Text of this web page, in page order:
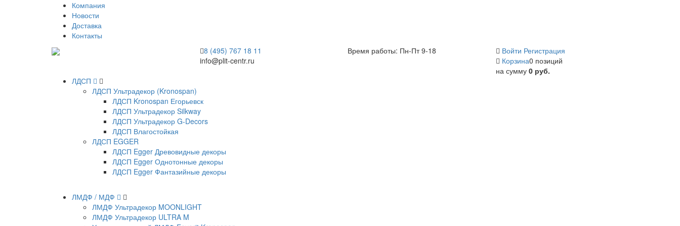
Компания
Новости
Доставка
Контакты
8 (495) 767 18 11
info@plit-centr.ru
Время работы: Пн-Пт 9-18 Войти Регистрация
Корзина0 позиций
на сумму 0 руб.
ЛДСП
ЛДСП Ультрадекор (Kronospan)
ЛДСП Kronospan Егорьевск
ЛДСП Ультрадекор Silkway
ЛДСП Ультрадекор G-Decors
ЛДСП Влагостойкая
ЛДСП EGGER
ЛДСП Egger Древовидные декоры
ЛДСП Egger Однотонные декоры
ЛДСП Egger Фантазийные декоры
ЛМДФ / МДФ
ЛМДФ Ультрадекор MOONLIGHT
ЛМДФ Ультрадекор ULTRA M